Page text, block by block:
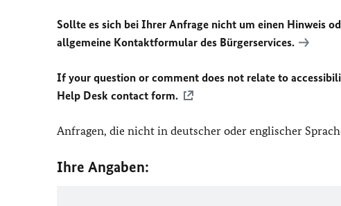
Sollte es sich bei Ihrer Anfrage nicht um einen Hinweis
allgemeine Kontaktformular des Bürgerservices.
If your question or comment does not relate to
Help Desk contact form.
Anfragen, die nicht in deutscher oder englischer
Ihre Angaben: